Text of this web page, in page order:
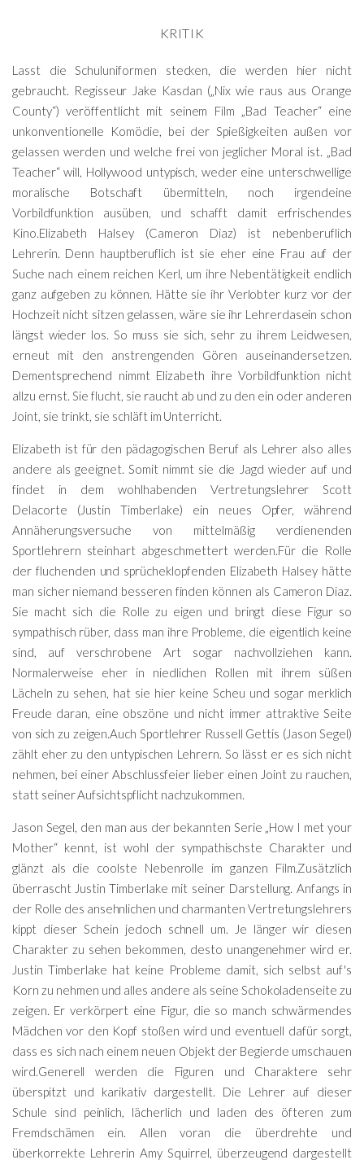
KRITIK
Lasst die Schuluniformen stecken, die werden hier nicht
gebraucht. Regisseur Jake Kasdan („Nix wie raus aus Orange
County“) veröffentlicht mit seinem Film „Bad Teacher“ eine
unkonventionelle Komödie, bei der Spießigkeiten außen vor
gelassen werden und welche frei von jeglicher Moral ist. „Bad
Teacher“ will, Hollywood untypisch, weder eine unterschwellige
moralische Botschaft übermitteln, noch irgendeine
Vorbildfunktion ausüben, und schafft damit erfrischendes
Kino.Elizabeth Halsey (Cameron Diaz) ist nebenberuflich
Lehrerin. Denn hauptberuflich ist sie eher eine Frau auf der
Suche nach einem reichen Kerl, um ihre Nebentätigkeit endlich
ganz aufgeben zu können. Hätte sie ihr Verlobter kurz vor der
Hochzeit nicht sitzen gelassen, wäre sie ihr Lehrerdasein schon
längst wieder los. So muss sie sich, sehr zu ihrem Leidwesen,
erneut mit den anstrengenden Gören auseinandersetzen.
Dementsprechend nimmt Elizabeth ihre Vorbildfunktion nicht
allzu ernst. Sie flucht, sie raucht ab und zu den ein oder anderen
Joint, sie trinkt, sie schläft im Unterricht.
Elizabeth ist für den pädagogischen Beruf als Lehrer also alles
andere als geeignet. Somit nimmt sie die Jagd wieder auf und
findet in dem wohlhabenden Vertretungslehrer Scott
Delacorte (Justin Timberlake) ein neues Opfer, während
Annäherungsversuche von mittelmäßig verdienenden
Sportlehrern steinhart abgeschmettert werden.Für die Rolle
der fluchenden und sprücheklopfenden Elizabeth Halsey hätte
man sicher niemand besseren finden können als Cameron Diaz.
Sie macht sich die Rolle zu eigen und bringt diese Figur so
sympathisch rüber, dass man ihre Probleme, die eigentlich keine
sind, auf verschrobene Art sogar nachvollziehen kann.
Normalerweise eher in niedlichen Rollen mit ihrem süßen
Lächeln zu sehen, hat sie hier keine Scheu und sogar merklich
Freude daran, eine obszöne und nicht immer attraktive Seite
von sich zu zeigen.Auch Sportlehrer Russell Gettis (Jason Segel)
zählt eher zu den untypischen Lehrern. So lässt er es sich nicht
nehmen, bei einer Abschlussfeier lieber einen Joint zu rauchen,
statt seiner Aufsichtspflicht nachzukommen.
Jason Segel, den man aus der bekannten Serie „How I met your
Mother“ kennt, ist wohl der sympathischste Charakter und
glänzt als die coolste Nebenrolle im ganzen Film.Zusätzlich
überrascht Justin Timberlake mit seiner Darstellung. Anfangs in
der Rolle des ansehnlichen und charmanten Vertretungslehrers
kippt dieser Schein jedoch schnell um. Je länger wir diesen
Charakter zu sehen bekommen, desto unangenehmer wird er.
Justin Timberlake hat keine Probleme damit, sich selbst auf's
Korn zu nehmen und alles andere als seine Schokoladenseite zu
zeigen. Er verkörpert eine Figur, die so manch schwärmendes
Mädchen vor den Kopf stoßen wird und eventuell dafür sorgt,
dass es sich nach einem neuen Objekt der Begierde umschauen
wird.Generell werden die Figuren und Charaktere sehr
überspitzt und karikativ dargestellt. Die Lehrer auf dieser
Schule sind peinlich, lächerlich und laden des öfteren zum
Fremdschämen ein. Allen voran die überdrehte und
überkorrekte Lehrerin Amy Squirrel, überzeugend dargestellt